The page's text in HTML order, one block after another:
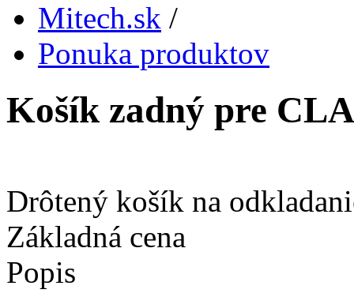
Mitech.sk /
Ponuka produktov
Košík zadný pre
Drôtený košík na
Základná cena
Popis